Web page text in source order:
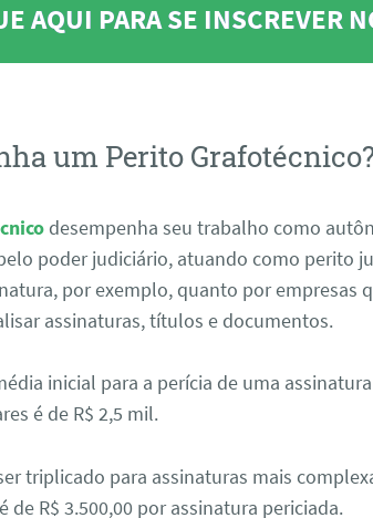
AQUI PARA SE INSCREVER
um Perito
desempenha seu trabalho como
poder judiciário, atuando como perito
por exemplo, quanto por empresas
assinaturas, títulos e documentos.
inicial para a perícia de uma
é de R$ 2,5 mil.
triplicado para assinaturas mais
de R$ 3.500,00 por assinatura periciada.